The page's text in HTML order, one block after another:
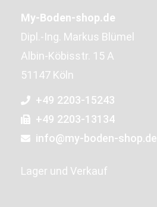
My-Boden-shop.de
Dipl.-Ing. Markus Blümel
Albin-Köbisstr. 15 A
51147 Köln
+49 2203-15243
+49 2203-13134
info@my-boden-shop.de
Lager und Verkauf